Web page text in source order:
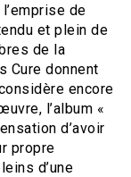
de
et plein de
de la
Cure donnent
encore
l’album «
d’avoir
propre
d’une